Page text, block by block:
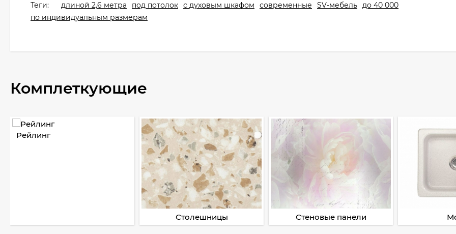
Теги: длиной 2,6 метра под потолок с духовым шкафом современные SV-мебель до 40 000
по индивидуальным размерам
Комплеткующие
Рейлинг
Столешницы Стеновые панели